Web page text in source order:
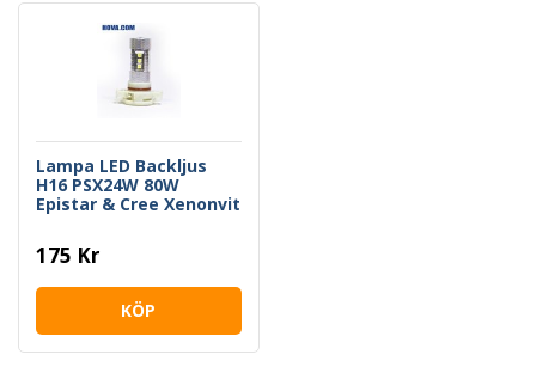
Lampa LED Backljus
H16 PSX24W 80W
Epistar & Cree Xenonvit
175 Kr
KÖP